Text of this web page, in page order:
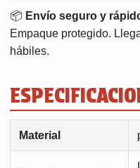
📦 Envío seguro y
Empaque protegido.
hábiles.
Material